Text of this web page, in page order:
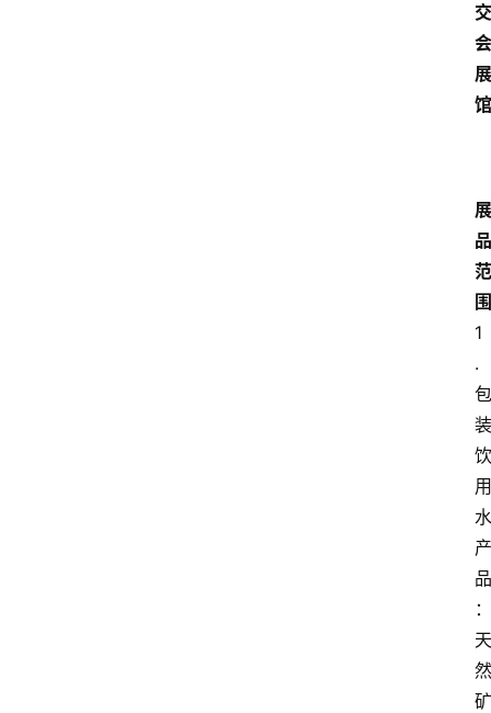
交
会
展
馆
展
品
范
围
1
.
包
装
饮
用
水
产
品
：
天
然
矿